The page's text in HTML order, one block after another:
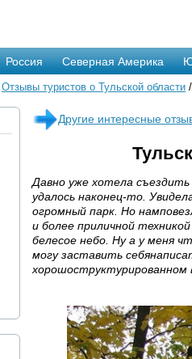
Россия Северная Америка
Отзывы туристов о Тульской области
Другие интересные
Давно уже хотела съездить
удалось наконец-то.
огромный парк. Но
и более приличной
белесое небо. Ну а у меня
могу заставить
хорошоструктурированном